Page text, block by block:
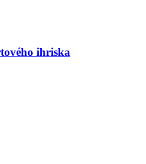
ihriska